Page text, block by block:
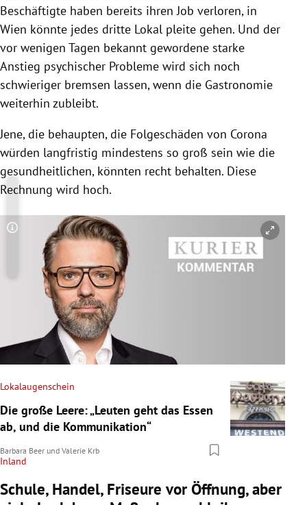
Beschäftigte haben bereits ihren Job verloren, in
Wien könnte jedes dritte Lokal pleite gehen. Und der
vor wenigen Tagen bekannt gewordene starke
Anstieg psychischer Probleme wird sich noch
schwieriger bremsen lassen, wenn die Gastronomie
weiterhin zubleibt.
Jene, die behaupten, die Folgeschäden von Corona
würden langfristig mindestens so groß sein wie die
gesundheitlichen, könnten recht behalten. Diese
Rechnung wird hoch.
Copyright-Hinweis öffnen/schließen
Lokalaugenschein
Die große Leere: „Leuten geht das Essen
ab, und die Kommunikation“
Barbara Beer und Valerie Krb
Inland
Schule, Handel, Friseure vor Öffnung, aber